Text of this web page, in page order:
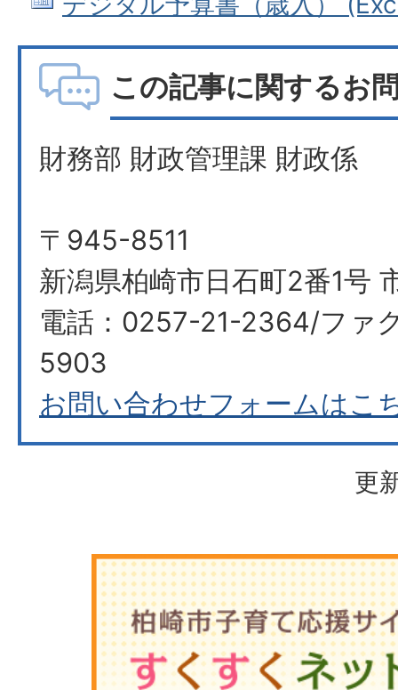
この記事に関するお
財務部 財政管理課 財政係
〒945-8511
新潟県柏崎市日石町2番1号
電話：0257-21-2364/ファ
5903
お問い合わせフォームはこ
更